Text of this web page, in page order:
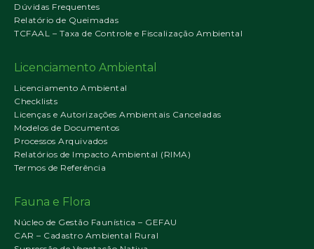
Dúvidas Frequentes
Relatório de Queimadas
TCFAAL – Taxa de Controle e Fiscalização Ambiental
Licenciamento Ambiental
Licenciamento Ambiental
Checklists
Licenças e Autorizações Ambientais Canceladas
Modelos de Documentos
Processos Arquivados
Relatórios de Impacto Ambiental (RIMA)
Termos de Referência
Fauna e Flora
Núcleo de Gestão Faunística – GEFAU
CAR – Cadastro Ambiental Rural